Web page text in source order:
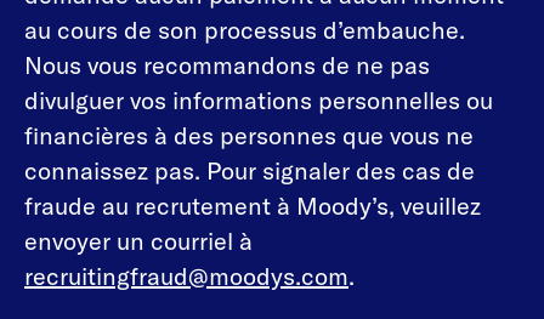
au cours de son processus d’embauche.
Nous vous recommandons de ne pas
divulguer vos informations personnelles ou
financières à des personnes que vous ne
connaissez pas. Pour signaler des cas de
fraude au recrutement à Moody’s, veuillez
envoyer un courriel à
recruitingfraud@moodys.com.